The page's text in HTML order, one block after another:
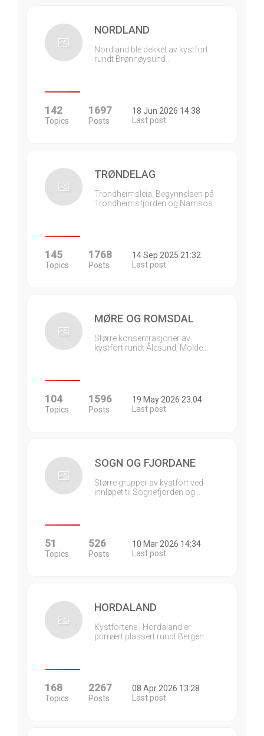
NORDLAND
Nordland ble dekket av kystfort
rundt Brønnøysund…
142
Topics
1697
Posts
18 Jun 2026 14:38
Last post
TRØNDELAG
Trondheimsleia, Begynnelsen på
Trondheimsfjorden og Namsos…
145
Topics
1768
Posts
14 Sep 2025 21:32
Last post
MØRE OG ROMSDAL
Større konsentrasjoner av
kystfort rundt Ålesund, Molde…
104
Topics
1596
Posts
19 May 2026 23:04
Last post
SOGN OG FJORDANE
Større grupper av kystfort ved
innløpet til Sognefjorden og…
51
Topics
526
Posts
10 Mar 2026 14:34
Last post
HORDALAND
Kystfortene i Hordaland er
primært plassert rundt Bergen…
168
Topics
2267
Posts
08 Apr 2026 13:28
Last post